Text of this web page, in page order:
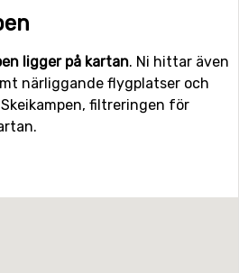
ligger på kartan. Ni hittar även
närliggande flygplatser och
filtreringen för